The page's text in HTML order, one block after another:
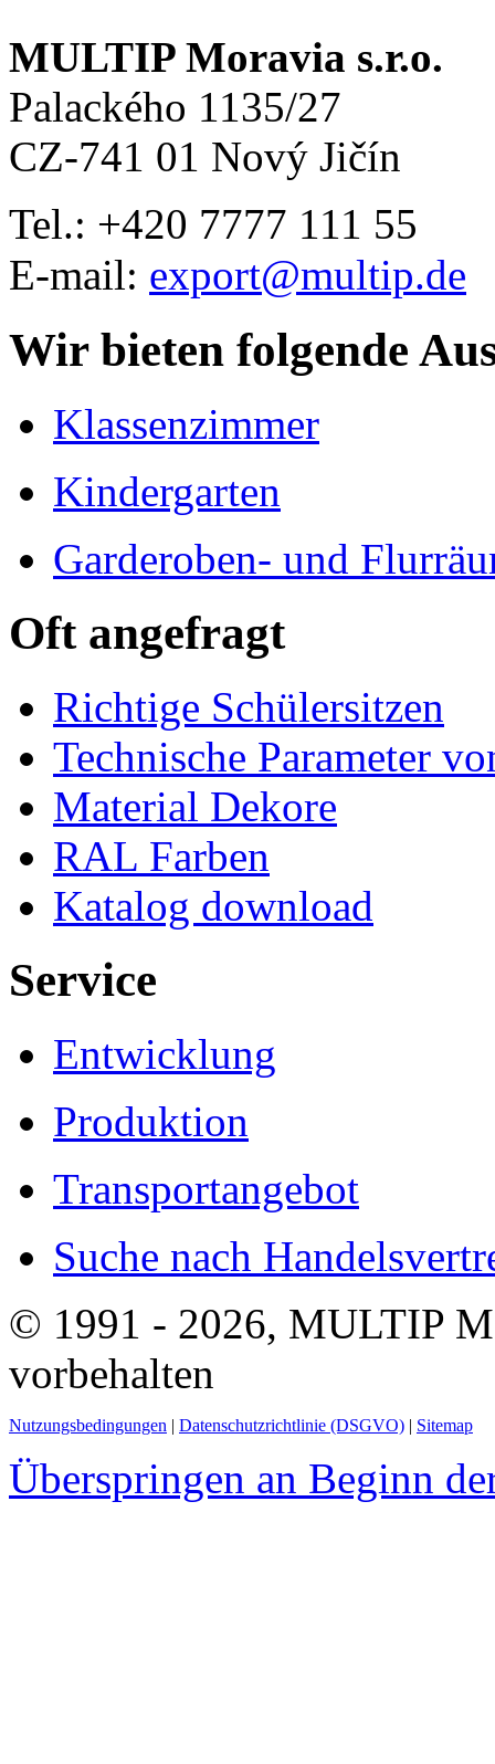
MULTIP Moravia s.r.o.
Palackého 1135/27
CZ-741 01 Nový Jičín
Tel.: +420 7777 111 55
E-mail: export@multip.de
Wir bieten folgende
Klassenzimmer
Kindergarten
Garderoben- und
Oft angefragt
Richtige Schülersitzen
Technische Parameter
Material Dekore
RAL Farben
Katalog download
Service
Entwicklung
Produktion
Transportangebot
Suche nach
© 1991 - 2026, MULTIP
vorbehalten
Nutzungsbedingungen | Datenschutzrichtlinie (DSGVO) | Sitemap
Überspringen an Beginn